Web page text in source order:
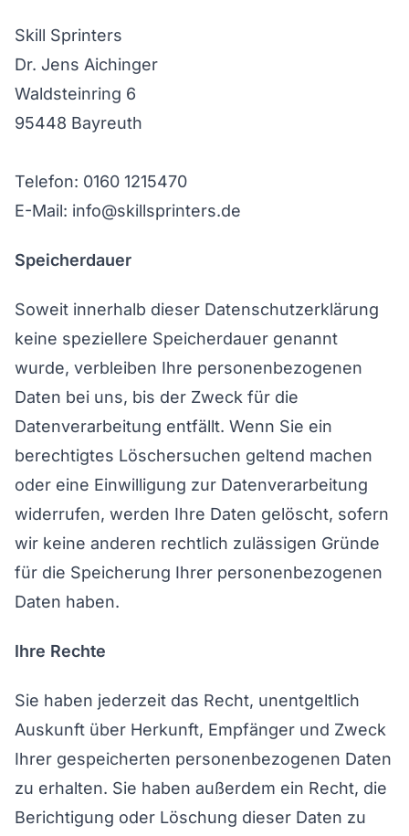
Skill Sprinters
Dr. Jens Aichinger
Waldsteinring 6
95448 Bayreuth
Telefon: 0160 1215470
E-Mail: info@skillsprinters.de
Speicherdauer
Soweit innerhalb dieser Datenschutzerklärung
keine speziellere Speicherdauer genannt
wurde, verbleiben Ihre personenbezogenen
Daten bei uns, bis der Zweck für die
Datenverarbeitung entfällt. Wenn Sie ein
berechtigtes Löschersuchen geltend machen
oder eine Einwilligung zur Datenverarbeitung
widerrufen, werden Ihre Daten gelöscht, sofern
wir keine anderen rechtlich zulässigen Gründe
für die Speicherung Ihrer personenbezogenen
Daten haben.
Ihre Rechte
Sie haben jederzeit das Recht, unentgeltlich
Auskunft über Herkunft, Empfänger und Zweck
Ihrer gespeicherten personenbezogenen Daten
zu erhalten. Sie haben außerdem ein Recht, die
Berichtigung oder Löschung dieser Daten zu